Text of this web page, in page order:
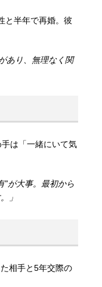
と半年で再婚。彼
あり、無理なく関
は「一緒にいて気
”が大事。最初から
」
相手と5年交際の